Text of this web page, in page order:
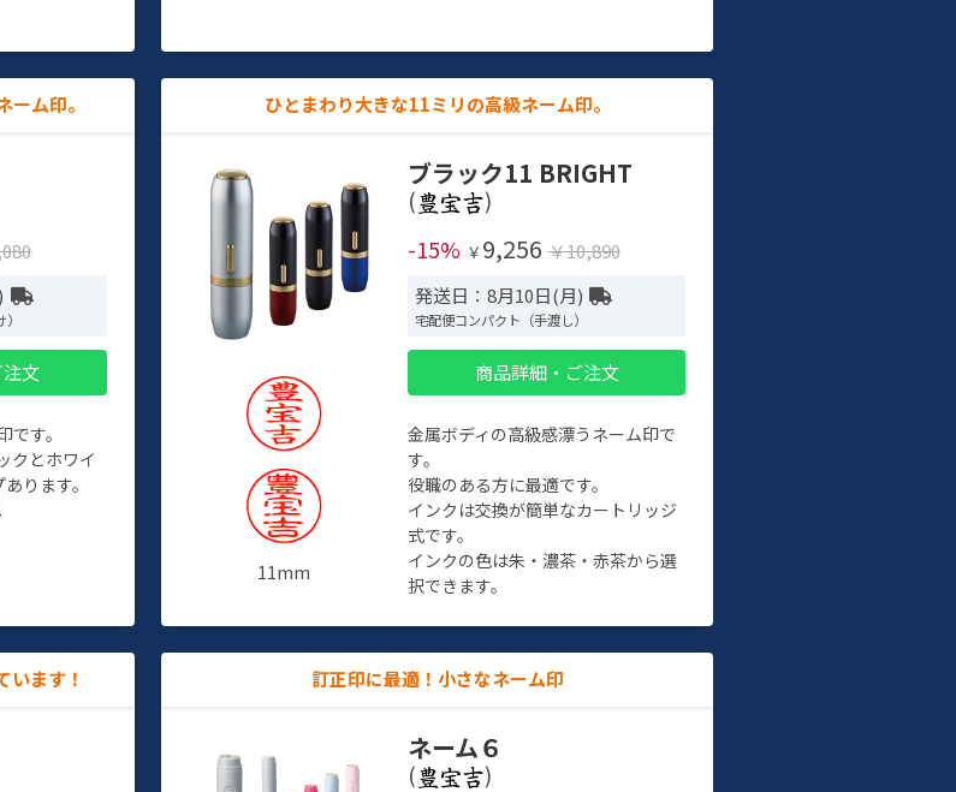
ム印。
文
す。
クとホワイ
ります。
ひとまわり大きな11ミリの高級ネーム印。
11mm
ブラック11 BRIGHT
(
)
-15% ￥ 9,256 ￥10,890
発送日：8月10日(月)
宅配便コンパクト（手渡し）
商品詳細・ご注文
金属ボディの高級感漂うネーム印で
す。
役職のある方に最適です。
インクは交換が簡単なカートリッジ
式です。
インクの色は朱・濃茶・赤茶から選
択できます。
います！ 訂正印に最適！小さなネーム印
ネーム６
(
)